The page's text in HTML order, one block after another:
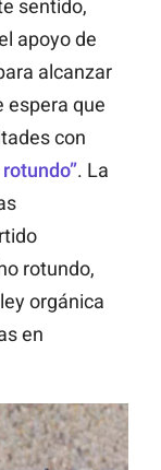
sentido,
apoyo de
alcanzar
espera que
con
. La
rotundo,
orgánica
en